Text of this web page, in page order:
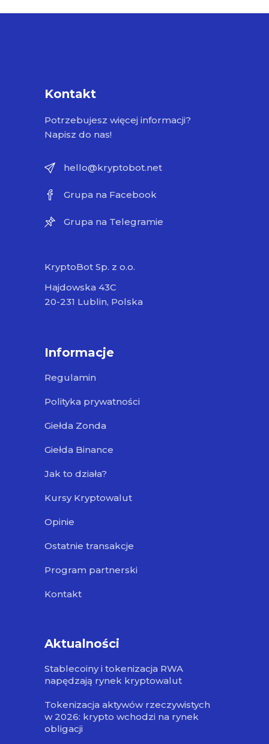
Kontakt
Potrzebujesz więcej informacji?
Napisz do nas!
hello@kryptobot.net
Grupa na Facebook
Grupa na Telegramie
KryptoBot Sp. z o.o.
Hajdowska 43C
20-231 Lublin, Polska
Informacje
Regulamin
Polityka prywatności
Giełda Zonda
Giełda Binance
Jak to działa?
Kursy Kryptowalut
Opinie
Ostatnie transakcje
Program partnerski
Kontakt
Aktualności
Stablecoiny i tokenizacja RWA
napędzają rynek kryptowalut
Tokenizacja aktywów rzeczywistych
w 2026: krypto wchodzi na rynek
obligacji